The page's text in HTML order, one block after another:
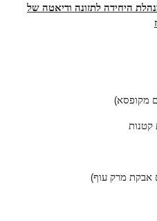
היחידה לתזונה ודיאטה של
מקופסא)
אבקת מרק עוף)